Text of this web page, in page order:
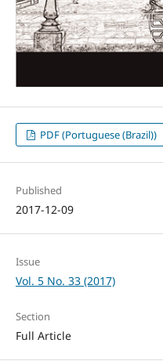
PDF (Portuguese (Brazil))
Published
2017-12-09
Issue
Vol. 5 No. 33 (2017)
Section
Full Article